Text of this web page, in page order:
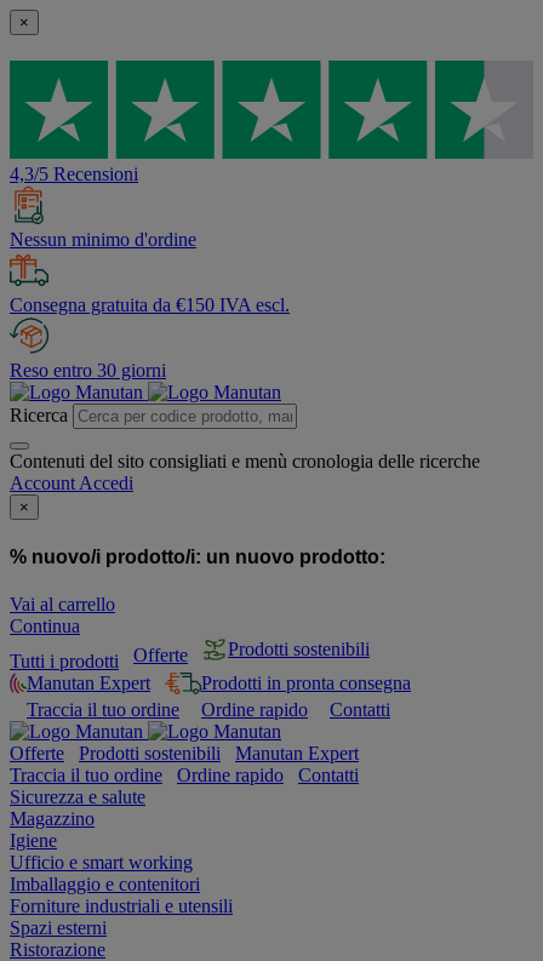
×
4,3/5 Recensioni
Nessun minimo d'ordine
Consegna gratuita da €150 IVA escl.
Reso entro 30 giorni
Ricerca
Contenuti del sito consigliati e menù cronologia delle ricerche
Account Accedi
×
% nuovo/i prodotto/i: un nuovo prodotto:
Vai al carrello
Continua
Tutti i prodotti
Offerte
Prodotti sostenibili
Manutan Expert
Prodotti in pronta consegna
Traccia il tuo ordine
Ordine rapido Contatti
Offerte Prodotti sostenibili
Manutan Expert
Traccia il tuo ordine
Ordine rapido
Contatti
Sicurezza e salute
Magazzino
Igiene
Ufficio e smart working
Imballaggio e contenitori
Forniture industriali e utensili
Spazi esterni
Ristorazione